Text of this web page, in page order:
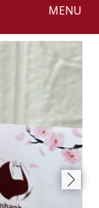
MENU